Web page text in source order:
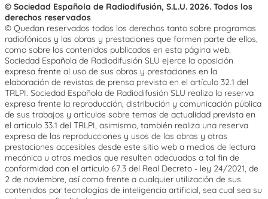
© Sociedad Española de Radiodifusión, S.L.U. 2026. Todos los
derechos reservados
© Quedan reservados todos los derechos tanto sobre programas
radiofónicos y las obras y prestaciones que formen parte de ellos,
como sobre los contenidos publicados en esta página web.
Sociedad Española de Radiodifusión SLU ejerce la oposición
expresa frente al uso de sus obras y prestaciones en la
elaboración de revistas de prensa prevista en el artículo 32.1 del
TRLPI. Sociedad Española de Radiodifusión SLU realiza la reserva
expresa frente la reproducción, distribución y comunicación pública
de sus trabajos y artículos sobre temas de actualidad prevista en
el artículo 33.1 del TRLPI, asimismo, también realiza una reserva
expresa de las reproducciones y usos de las obras y otras
prestaciones accesibles desde este sitio web a medios de lectura
mecánica u otros medios que resulten adecuados a tal fin de
conformidad con el artículo 67.3 del Real Decreto - ley 24/2021, de
2 de noviembre, así como frente a cualquier utilización de sus
contenidos por tecnologías de inteligencia artificial, sea cual sea su